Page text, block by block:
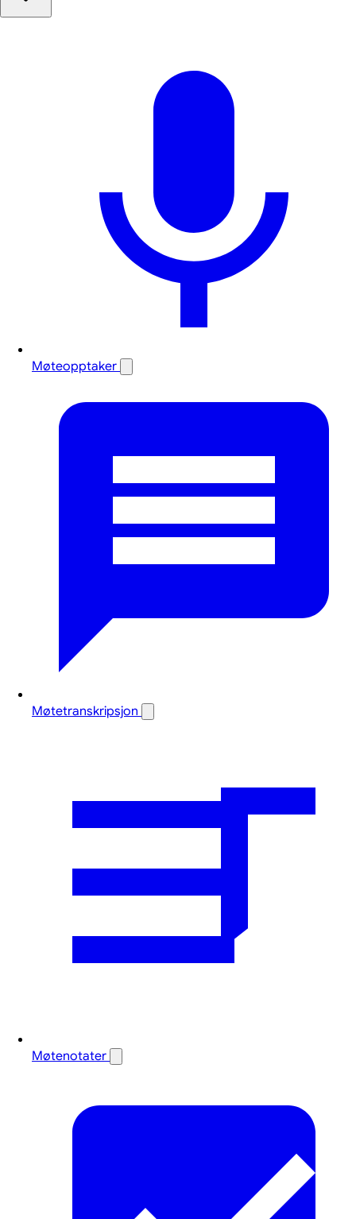
Møteopptaker
Møtetranskripsjon
Møtenotater